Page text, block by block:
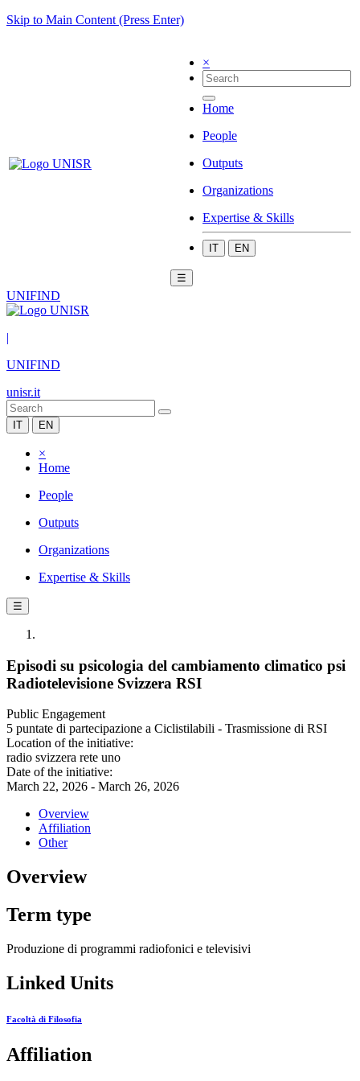
Skip to Main Content (Press Enter)
×
Home
People
Outputs
Organizations
Expertise & Skills
IT EN
☰
UNIFIND
|
UNIFIND
unisr.it
IT EN
×
Home
People
Outputs
Organizations
Expertise & Skills
☰
Episodi su psicologia del cambiamento climatico psi
Radiotelevisione Svizzera RSI
Public Engagement
5 puntate di partecipazione a Ciclistilabili - Trasmissione di RSI
Location of the initiative:
radio svizzera rete uno
Date of the initiative:
March 22, 2026 - March 26, 2026
Overview
Affiliation
Other
Overview
Term type
Produzione di programmi radiofonici e televisivi
Linked Units
Facoltà di Filosofia
Affiliation